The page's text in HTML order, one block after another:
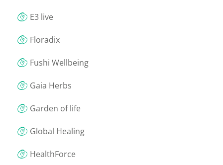
E3 live
Floradix
Fushi Wellbeing
Gaia Herbs
Garden of life
Global Healing
HealthForce